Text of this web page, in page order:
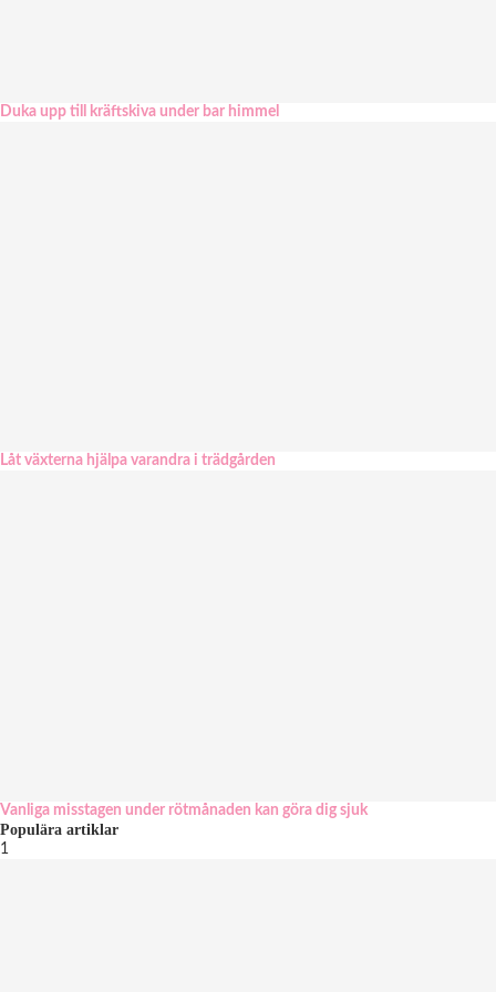
Duka upp till kräftskiva under bar himmel
Låt växterna hjälpa varandra i trädgården
Vanliga misstagen under rötmånaden kan göra dig sjuk
Populära artiklar
1